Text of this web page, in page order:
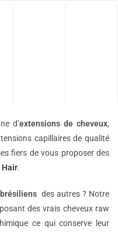
d’extensions decheveux,
capillaires de qualité
fiers de vous proposer des
Hair.
des autres ? Notre
des vrais cheveux raw
ce qui conserve leur